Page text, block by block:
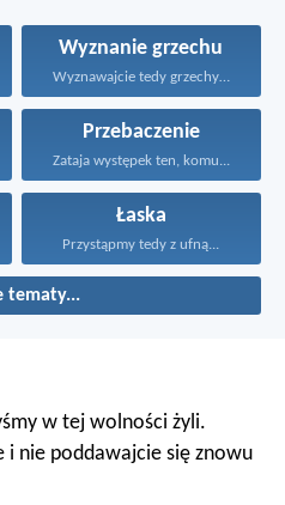
Wyznanie grzechu
Wyznawajcie tedy grzechy jedni...
Przebaczenie
Zataja występek ten, komu...
Łaska
Przystąpmy tedy z ufną...
tematy...
w tej wolności żyli.
i nie poddawajcie się znowu